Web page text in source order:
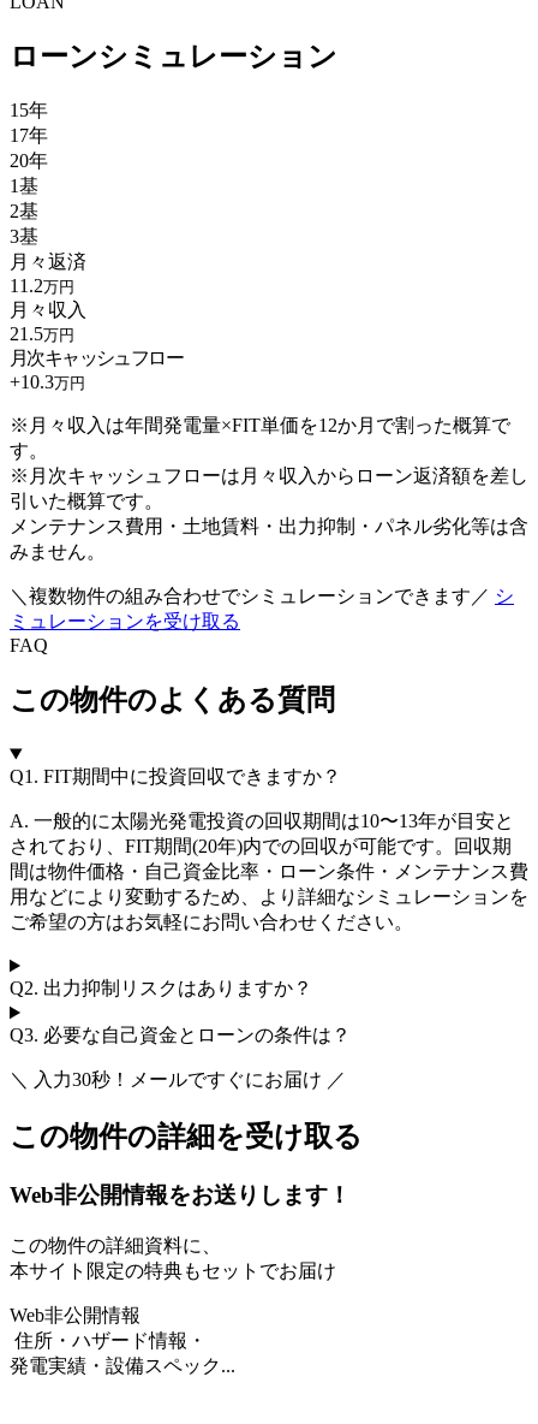
ローンシミュレーション
15年
17年
20年
1基
2基
3基
月々返済
11.2万円
月々収入
21.5万円
月次キャッシュフロー
+10.3万円
※月々収入は年間発電量×FIT単価を12か月で割った概算で
す。
※月次キャッシュフローは月々収入からローン返済額を差し
引いた概算です。
メンテナンス費用・土地賃料・出力抑制・パネル劣化等は含
みません。
＼複数物件の組み合わせでシミュレーションできます／ シ
ミュレーションを受け取る
FAQ
この物件のよくある質問
Q1. FIT期間中に投資回収できますか？
A. 一般的に太陽光発電投資の回収期間は10〜13年が目安と
されており、FIT期間(20年)内での回収が可能です。回収期
間は物件価格・自己資金比率・ローン条件・メンテナンス費
用などにより変動するため、より詳細なシミュレーションを
ご希望の方はお気軽にお問い合わせください。
Q2. 出力抑制リスクはありますか？
Q3. 必要な自己資金とローンの条件は？
＼ 入力30秒！メールですぐにお届け ／
この物件の詳細を受け取る
Web非公開情報をお送りします！
この物件の詳細資料に、
本サイト限定の特典もセットでお届け
Web非公開情報
住所・ハザード情報・
発電実績・設備スペック...